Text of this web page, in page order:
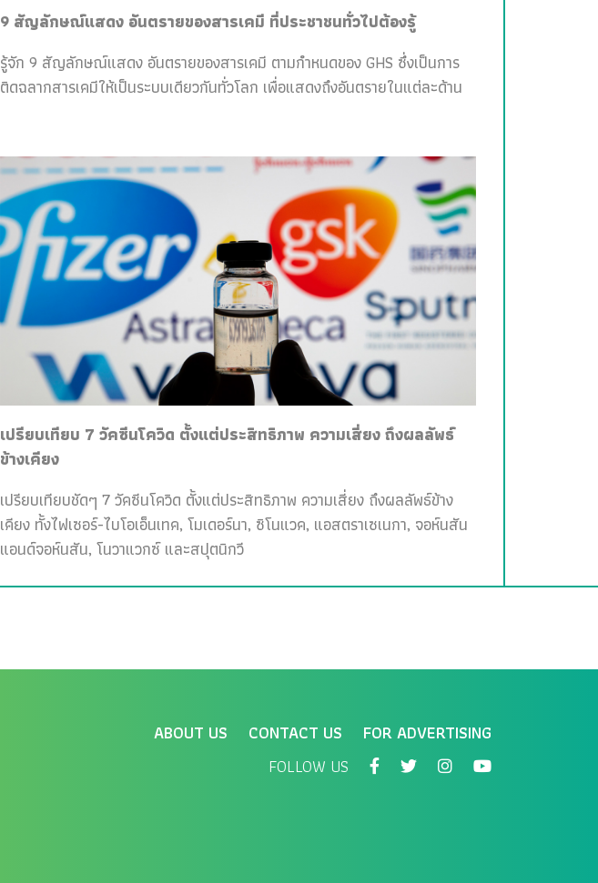
9 สัญลักษณ์แสดง อันตรายของสารเคมี ที่ประชาชนทั่วไปต้องรู้
รู้จัก 9 สัญลักษณ์แสดง อันตรายของสารเคมี ตามกำหนดของ GHS ซึ่งเป็นการ
ติดฉลากสารเคมีให้เป็นระบบเดียวกันทั่วโลก เพื่อแสดงถึงอันตรายในแต่ละด้าน
เปรียบเทียบ 7 วัคซีนโควิด ตั้งแต่ประสิทธิภาพ ความเสี่ยง ถึงผลลัพธ์
ข้างเคียง
เปรียบเทียบชัดๆ 7 วัคซีนโควิด ตั้งแต่ประสิทธิภาพ ความเสี่ยง ถึงผลลัพธ์ข้าง
เคียง ทั้งไฟเซอร์-ไบโอเอ็นเทค, โมเดอร์นา, ซิโนแวค, แอสตราเซเนกา, จอห์นสัน
แอนด์จอห์นสัน, โนวาแวกซ์ และสปุตนิกวี
ABOUT US CONTACT US
FOR ADVERTISING
FOLLOW US